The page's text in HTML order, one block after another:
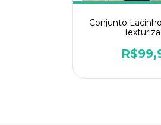
Conjunto